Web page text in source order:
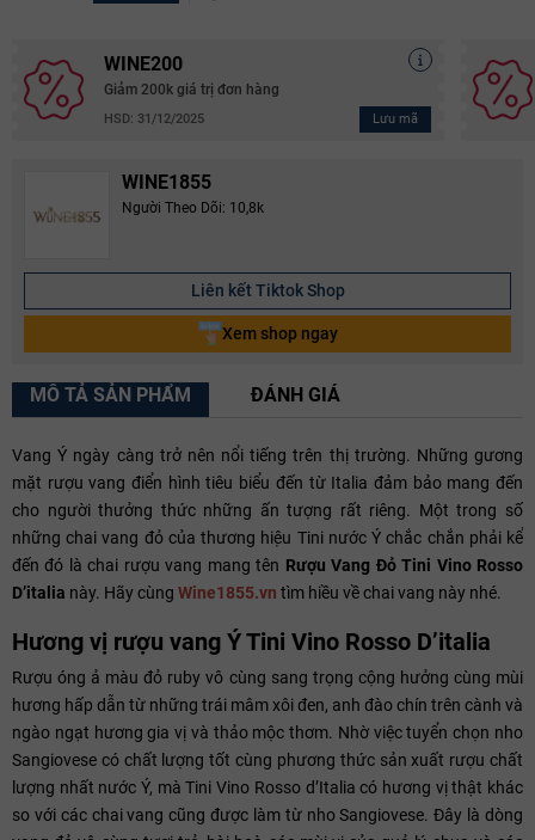
WINE200
Giảm 200k giá trị đơn hàng
HSD: 31/12/2025 Lưu mã
WINE1855
Người Theo Dõi: 10,8k
Liên kết Tiktok Shop
Xem shop ngay
MÔ TẢ SẢN PHẨM ĐÁNH GIÁ
Vang Ý ngày càng trở nên nổi tiếng trên thị trường. Những gương
mặt rượu vang điển hình tiêu biểu đến từ Italia đảm bảo mang đến
cho người thưởng thức những ấn tượng rất riêng. Một trong số
những chai vang đỏ của thương hiệu Tini nước Ý chắc chắn phải kể
đến đó là chai rượu vang mang tên Rượu Vang Đỏ Tini Vino Rosso
D’italia này. Hãy cùng Wine1855.vn tìm hiều về chai vang này nhé.
Hương vị rượu vang Ý Tini Vino Rosso D’italia
Rượu óng ả màu đỏ ruby vô cùng sang trọng cộng hưởng cùng mùi
hương hấp dẫn từ những trái mâm xôi đen, anh đào chín trên cành và
ngào ngạt hương gia vị và thảo mộc thơm. Nhờ việc tuyển chọn nho
Sangiovese có chất lượng tốt cùng phương thức sản xuất rượu chất
lượng nhất nước Ý, mà Tini Vino Rosso d’Italia có hương vị thật khác
so với các chai vang cũng được làm từ nho Sangiovese. Đây là dòng